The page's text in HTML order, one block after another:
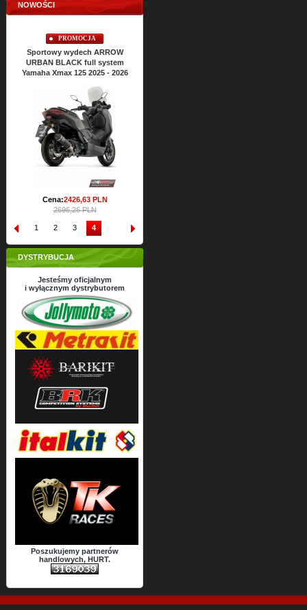
NOWOŚCI
PROMOCJA
Sportowy wydech ARROW
URBAN BLACK full system
Yamaha Xmax 125 2025 - 2026
Cena:2426,63PLN
2696,26 PLN
1 2 3 4
DYSTRYBUCJA
Jesteśmy oficjalnym
i wyłącznym dystrybutorem
Poszukujemy partnerów
handlowych, HURT.